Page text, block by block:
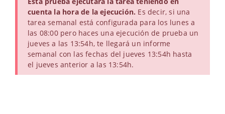
cuenta la hora de la ejecución. Es decir, si una
tarea semanal está configurada para los lunes a
las 08:00 pero haces una ejecución de prueba un
jueves a las 13:54h, te llegará un informe
semanal con las fechas del jueves 13:54h hasta
el jueves anterior a las 13:54h.